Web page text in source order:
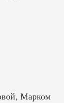
Марком